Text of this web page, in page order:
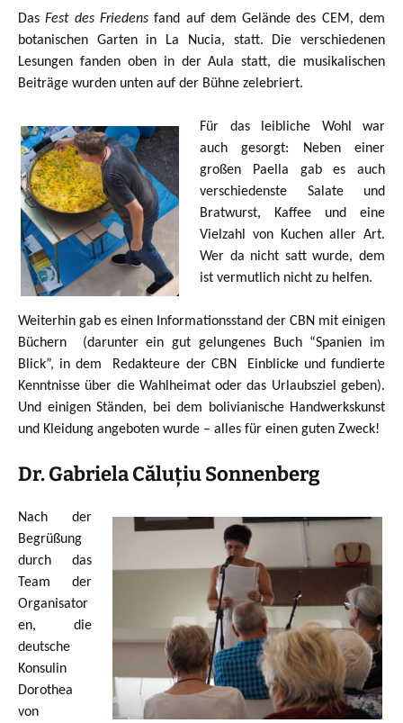
DasFest des Friedensfand auf dem Gelände des CEM, dem
botanischen Garten in La Nucia, statt. Die verschiedenen
Lesungen fanden oben in der Aula statt, die musikalischen
Beiträge wurden unten auf der Bühne zelebriert.
Für das leibliche Wohl war
auch gesorgt: Neben einer
großen Paella gab es auch
verschiedenste Salate und
Bratwurst, Kaffee und eine
Vielzahl von Kuchen aller Art.
Wer da nicht satt wurde, dem
ist vermutlich nicht zu helfen.
Weiterhin gab es einen Informationsstand der CBN mit einigen
Büchern (darunter ein gut gelungenes Buch “Spanien im
Blick”, in dem Redakteure der CBN Einblicke und fundierte
Kenntnisse über die Wahlheimat oder das Urlaubsziel geben).
Und einigen Ständen, bei dem bolivianische Handwerkskunst
und Kleidung angeboten wurde – alles für einen guten Zweck!
Dr. Gabriela Căluțiu Sonnenberg
Nach der
Begrüßung
durch das
Team der
Organisator
en, die
deutsche
Konsulin
Dorothea
von